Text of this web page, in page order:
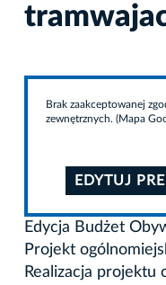
Brak zaakceptowanej
zewnętrznych. (Mapa
EDYTUJ
Edycja Budżet
Projekt
Realizacja projektu